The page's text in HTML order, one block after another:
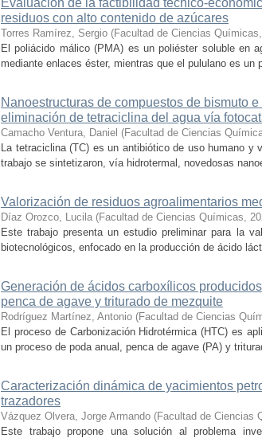
Evaluación de la factibilidad técnico-
residuos con alto contenido de azúcares
Torres Ramírez, Sergio (Facultad de Ciencias Químicas,
El poliácido málico (PMA) es un poliéster soluble en
mediante enlaces éster, mientras que el pululano es
Nanoestructuras de compuestos de bismuto
eliminación de tetraciclina del agua vía
Camacho Ventura, Daniel (Facultad de Ciencias
La tetraciclina (TC) es un antibiótico de uso humano
trabajo se sintetizaron, vía hidrotermal, novedosas
Valorización de residuos agroalimentarios
Díaz Orozco, Lucila (Facultad de Ciencias Químicas,
Este trabajo presenta un estudio preliminar para la
biotecnológicos, enfocado en la producción de ácido
Generación de ácidos carboxílicos
penca de agave y triturado de mezquite
Rodríguez Martínez, Antonio (Facultad de Ciencias
El proceso de Carbonización Hidrotérmica (HTC) es
un proceso de poda anual, penca de agave (PA) y
Caracterización dinámica de yacimientos
trazadores
Vázquez Olvera, Jorge Armando (Facultad de Ciencias
Este trabajo propone una solución al problema